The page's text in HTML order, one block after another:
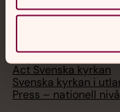
Hitta församling
Bli medlem
Organisation
Act Svenska kyrkan
Svenska kyrkan i
Press – nationell nivå